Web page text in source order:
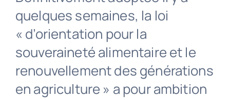
Contact
quelques semaines, la loi
« d’orientation pour la
souveraineté alimentaire et le
renouvellement des générations
en agriculture » a pour ambition